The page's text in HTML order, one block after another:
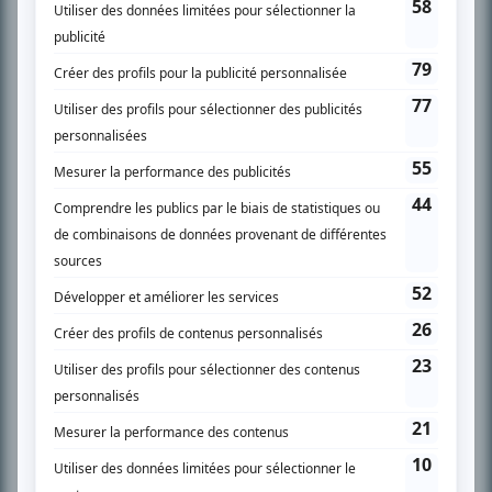
l’actualité télévisuelle au 98,5.
En savoir plus »
PLAN DU SITE
Accueil
Liste des oeuvres
Recherche avancée
À propos